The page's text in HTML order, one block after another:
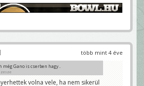
több mint 4 éve
még Gano is cserben hagy..
volna menni a negyediknek.
volna vele, ha nem sikerül